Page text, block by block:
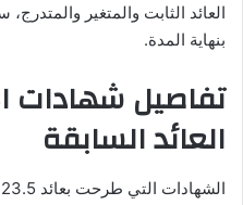
العائد الثابت والمتغير
بنهاية المدة.
تفاصيل شهادات
العائد السابقة